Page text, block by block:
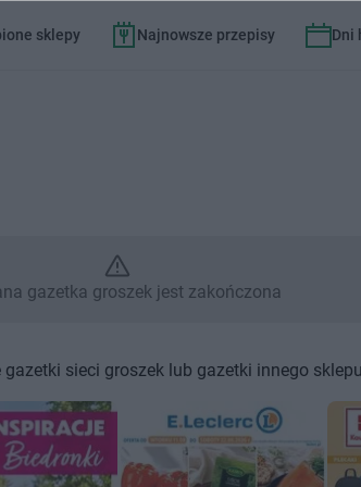
sklepy Najnowsze przepisy Dni
groszek jest
gazetka groszek jest zakończona
sieci groszek lub gazetki innego sklepu